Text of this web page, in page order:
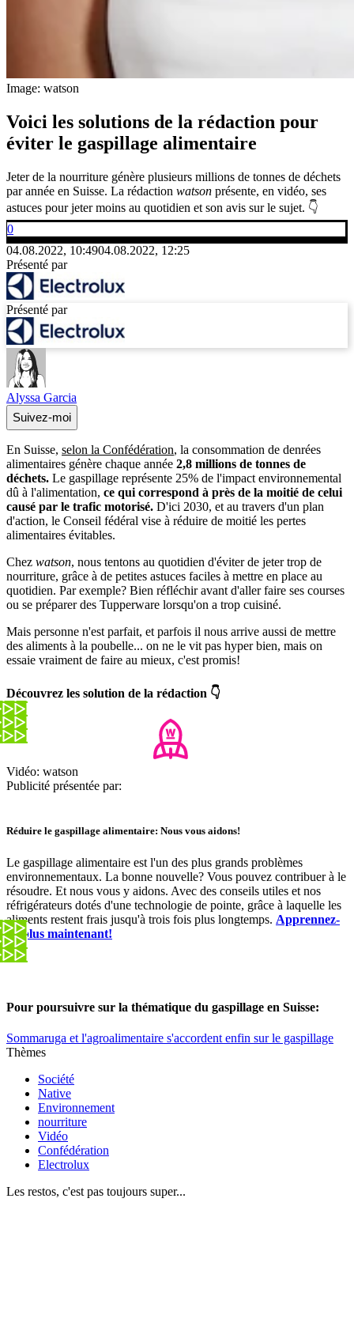
Image: watson
Voici les solutions de la rédaction pour
éviter le gaspillage alimentaire
Jeter de la nourriture génère plusieurs millions de tonnes de déchets
par année en Suisse. La rédaction watson présente, en vidéo, ses
astuces pour jeter moins au quotidien et son avis sur le sujet. 👇
0
04.08.2022, 10:4904.08.2022, 12:25
Présenté par
Présenté par
Alyssa Garcia
Suivez-moi
En Suisse, selon la Confédération, la consommation de denrées
alimentaires génère chaque année 2,8 millions de tonnes de
déchets. Le gaspillage représente 25% de l'impact environnemental
dû à l'alimentation, ce qui correspond à près de la moitié de celui
causé par le trafic motorisé. D'ici 2030, et au travers d'un plan
d'action, le Conseil fédéral vise à réduire de moitié les pertes
alimentaires évitables.
Chez watson, nous tentons au quotidien d'éviter de jeter trop de
nourriture, grâce à de petites astuces faciles à mettre en place au
quotidien. Par exemple? Bien réfléchir avant d'aller faire ses courses
ou se préparer des Tupperware lorsqu'on a trop cuisiné.
Mais personne n'est parfait, et parfois il nous arrive aussi de mettre
des aliments à la poubelle... on ne le vit pas hyper bien, mais on
essaie vraiment de faire au mieux, c'est promis!
Découvrez les solution de la rédaction 👇
Vidéo: watson
Publicité présentée par:
Réduire le gaspillage alimentaire: Nous vous aidons!
Le gaspillage alimentaire est l'un des plus grands problèmes
environnementaux. La bonne nouvelle? Vous pouvez contribuer à le
résoudre. Et nous vous y aidons. Avec des conseils utiles et nos
réfrigérateurs dotés d'une technologie de pointe, grâce à laquelle les
aliments restent frais jusqu'à trois fois plus longtemps. Apprennez-
en plus maintenant!
Pour poursuivre sur la thématique du gaspillage en Suisse:
Sommaruga et l'agroalimentaire s'accordent enfin sur le gaspillage
Thèmes
Société
Native
Environnement
nourriture
Vidéo
Confédération
Electrolux
Les restos, c'est pas toujours super...